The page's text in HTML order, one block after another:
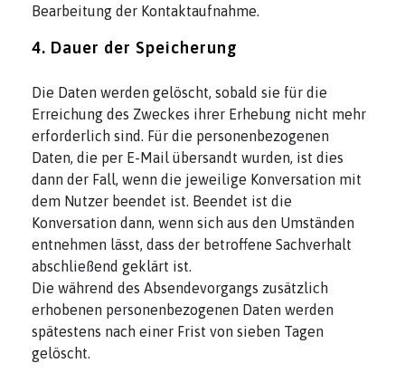
Bearbeitung der Kontaktaufnahme.
4. Dauer der Speicherung
Die Daten werden gelöscht, sobald sie für die
Erreichung des Zweckes ihrer Erhebung nicht mehr
erforderlich sind. Für die personenbezogenen
Daten, die per E-Mail übersandt wurden, ist dies
dann der Fall, wenn die jeweilige Konversation mit
dem Nutzer beendet ist. Beendet ist die
Konversation dann, wenn sich aus den Umständen
entnehmen lässt, dass der betroffene Sachverhalt
abschließend geklärt ist.
Die während des Absendevorgangs zusätzlich
erhobenen personenbezogenen Daten werden
spätestens nach einer Frist von sieben Tagen
gelöscht.